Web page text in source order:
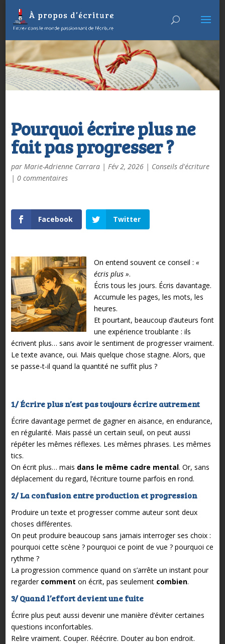
Pourquoi écrire plus ne
fait pas progresser ?
par Marie-Adrienne Carrara| Fév 2, 2026| Conseils d'écriture
| 0 commentaires
Facebook Twitter
On entend souvent ce conseil : «
écris plus ».
Écris tous les jours. Écris davantage.
Accumule les pages, les mots, les
heures.
Et pourtant, beaucoup d’auteurs font
une expérience troublante : ils
écrivent plus… sans avoir le sentiment de progresser vraiment.
Le texte avance, oui. Mais quelque chose stagne. Alors, que
se passe-t-il quand la quantité ne suffit plus ?
1/ Écrire plus n’est pas toujours écrire autrement
Écrire davantage permet de gagner en aisance, en endurance,
en régularité. Mais passé un certain seuil, on peut aussi
répéter les mêmes réflexes. Les mêmes phrases. Les mêmes
tics.
On écrit plus… mais dans le même cadre mental. Or, sans
déplacement du regard, l’écriture tourne parfois en rond.
2/ La confusion entre production et progression
Produire un texte et progresser comme auteur sont deux
choses différentes.
On peut produire beaucoup sans jamais interroger ses choix :
pourquoi cette scène ? pourquoi ce point de vue ? pourquoi ce
rythme ?
La progression commence quand on s’arrête un instant pour
regarder comment on écrit, pas seulement combien.
3/ Quand l’effort devient une fuite
Écrire plus peut aussi devenir une manière d’éviter certaines
questions inconfortables.
Relire vraiment. Couper. Réécrire. Douter au bon endroit.